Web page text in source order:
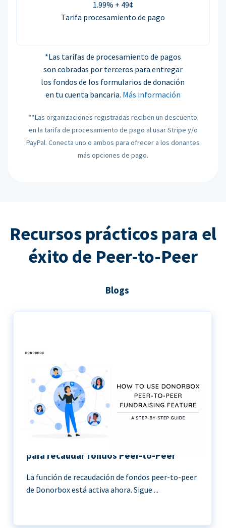
1.99% + 49¢
Tarifa procesamiento de pago
*Las tarifas de procesamiento de pagos
son cobradas por terceros para entregar
los fondos de los formularios de donación
en tu cuenta bancaria. Más información
**Las organizaciones registradas reciben un descuento
en la tarifa de procesamiento de pago al usar Stripe y/o
PayPal. Conecta uno o ambos para ofrecer a los donantes
más opciones de pago.
Recursos prácticos para el
éxito de Peer-to-Peer
Blogs
para recaudar fondos Peer-to-Peer
La función de recaudación de fondos peer-to-peer
de Donorbox está activa ahora. Sigue ...